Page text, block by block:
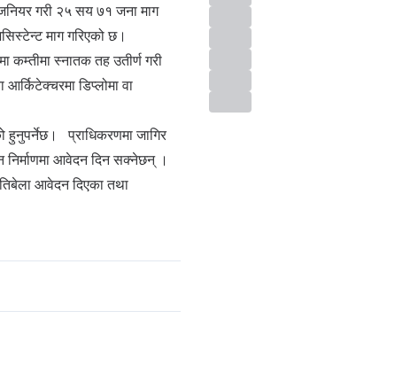
गरी २५ सय ७१ जना माग
माग गरिएको छ।
कम्तीमा स्नातक तह उतीर्ण गरी
डिप्लोमा वा
हुनुपर्नेछ। प्राधिकरणमा जागिर
निर्माणमा आवेदन दिन सक्नेछन् ।
आवेदन दिएका तथा